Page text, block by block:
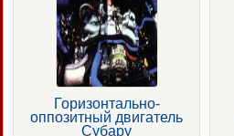
Горизонтально-
оппозитный двигатель
Субару